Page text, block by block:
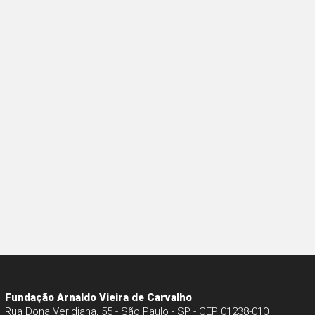
Fundação Arnaldo Vieira de Carvalho
Rua Dona Veridiana, 55 - São Paulo - SP - CEP 01238-010